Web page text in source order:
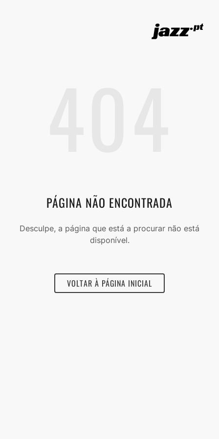
PÁGINA NÃO ENCONTRADA
Desculpe, a página que está a procurar não está
disponível.
VOLTAR À PÁGINA INICIAL